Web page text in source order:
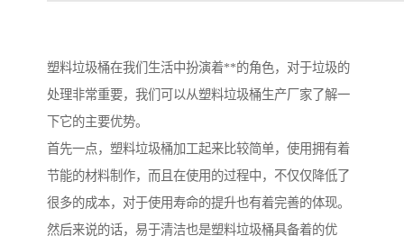
塑料垃圾桶在我们生活中扮演着**的角色，对于垃圾的
处理非常重要，我们可以从塑料垃圾桶生产厂家了解一
下它的主要优势。
首先一点，塑料垃圾桶加工起来比较简单，使用拥有着
节能的材料制作，而且在使用的过程中，不仅仅降低了
很多的成本，对于使用寿命的提升也有着完善的体现。
然后来说的话，易于清洁也是塑料垃圾桶具备着的优